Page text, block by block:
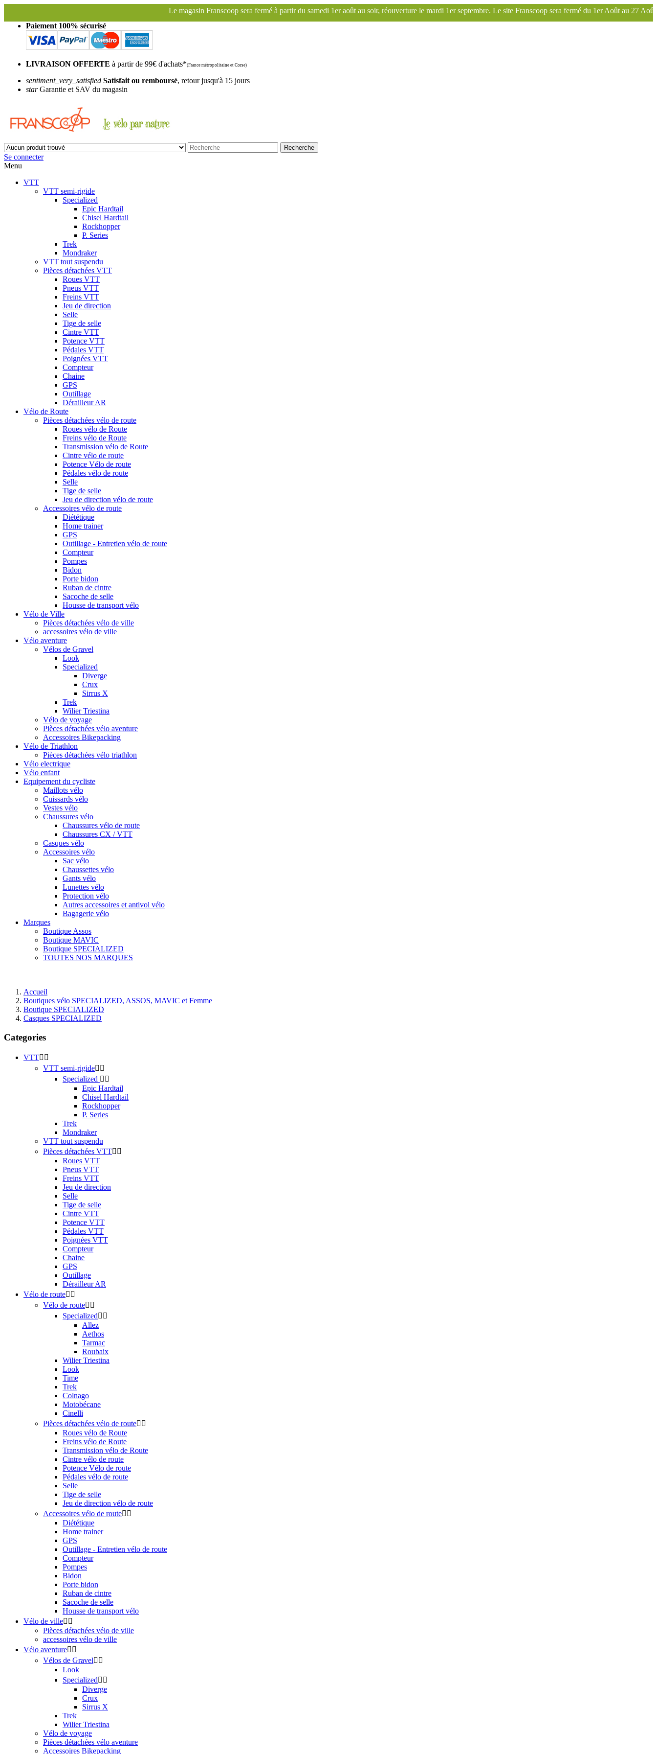
Le magasin Franscoop sera fermé à partir du samedi 1er août au soir, réouverture le mardi 1er septembre. Le site Franscoop sera fermé du 1er Août au 27 Août inclus. Bonnes
Paiement 100% sécurisé
LIVRAISON OFFERTE à partir de 99€ d'achats*(France métropolitaine et Corse)
sentiment_very_satisfied Satisfait ou remboursé, retour jusqu'à 15 jours
starGarantie et SAV du magasin
Recherche
Se connecter
Menu
VTT
VTT semi-rigide
Specialized
Epic Hardtail
Chisel Hardtail
Rockhopper
P. Series
Trek
Mondraker
VTT tout suspendu
Pièces détachées VTT
Roues VTT
Pneus VTT
Freins VTT
Jeu de direction
Selle
Tige de selle
Cintre VTT
Potence VTT
Pédales VTT
Poignées VTT
Compteur
Chaine
GPS
Outillage
Dérailleur AR
Vélo de Route
Pièces détachées vélo de route
Roues vélo de Route
Freins vélo de Route
Transmission vélo de Route
Cintre vélo de route
Potence Vélo de route
Pédales vélo de route
Selle
Tige de selle
Jeu de direction vélo de route
Accessoires vélo de route
Diététique
Home trainer
GPS
Outillage - Entretien vélo de route
Compteur
Pompes
Bidon
Porte bidon
Ruban de cintre
Sacoche de selle
Housse de transport vélo
Vélo de Ville
Pièces détachées vélo de ville
accessoires vélo de ville
Vélo aventure
Vélos de Gravel
Look
Specialized
Diverge
Crux
Sirrus X
Trek
Wilier Triestina
Vélo de voyage
Pièces détachées vélo aventure
Accessoires Bikepacking
Vélo de Triathlon
Pièces détachées vélo triathlon
Vélo electrique
Vélo enfant
Equipement du cycliste
Maillots vélo
Cuissards vélo
Vestes vélo
Chaussures vélo
Chaussures vélo de route
Chaussures CX / VTT
Casques vélo
Accessoires vélo
Sac vélo
Chaussettes vélo
Gants vélo
Lunettes vélo
Protection vélo
Autres accessoires et antivol vélo
Bagagerie vélo
Marques
Boutique Assos
Boutique MAVIC
Boutique SPECIALIZED
TOUTES NOS MARQUES
Accueil
Boutiques vélo SPECIALIZED, ASSOS, MAVIC et Femme
Boutique SPECIALIZED
Casques SPECIALIZED
Categories
VTT 
VTT semi-rigide 
Specialized  
Epic Hardtail
Chisel Hardtail
Rockhopper
P. Series
Trek
Mondraker
VTT tout suspendu
Pièces détachées VTT 
Roues VTT
Pneus VTT
Freins VTT
Jeu de direction
Selle
Tige de selle
Cintre VTT
Potence VTT
Pédales VTT
Poignées VTT
Compteur
Chaine
GPS
Outillage
Dérailleur AR
Vélo de route 
Vélo de route 
Specialized 
Allez
Aethos
Tarmac
Roubaix
Wilier Triestina
Look
Time
Trek
Colnago
Motobécane
Cinelli
Pièces détachées vélo de route 
Roues vélo de Route
Freins vélo de Route
Transmission vélo de Route
Cintre vélo de route
Potence Vélo de route
Pédales vélo de route
Selle
Tige de selle
Jeu de direction vélo de route
Accessoires vélo de route 
Diététique
Home trainer
GPS
Outillage - Entretien vélo de route
Compteur
Pompes
Bidon
Porte bidon
Ruban de cintre
Sacoche de selle
Housse de transport vélo
Vélo de ville 
Pièces détachées vélo de ville
accessoires vélo de ville
Vélo aventure 
Vélos de Gravel 
Look
Specialized 
Diverge
Crux
Sirrus X
Trek
Wilier Triestina
Vélo de voyage
Pièces détachées vélo aventure
Accessoires Bikepacking